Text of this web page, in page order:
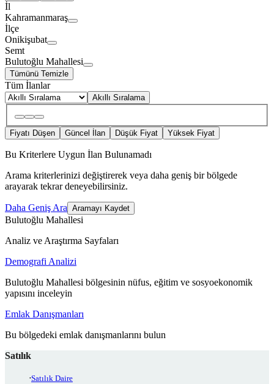
İl
Kahramanmaraş
İlçe
Onikişubat
Semt
Bulutoğlu Mahallesi
Tümünü Temizle
Tüm İlanlar
Akıllı Sıralama
Fiyatı Düşen Güncel İlan Düşük Fiyat Yüksek Fiyat
Bu Kriterlere Uygun İlan Bulunamadı
Arama kriterlerinizi değiştirerek veya daha geniş bir bölgede
arayarak tekrar deneyebilirsiniz.
Daha Geniş Ara Aramayı Kaydet
Bulutoğlu Mahallesi
Analiz ve Araştırma Sayfaları
Demografi Analizi
Bulutoğlu Mahallesi bölgesinin nüfus, eğitim ve sosyoekonomik
yapısını inceleyin
Emlak Danışmanları
Bu bölgedeki emlak danışmanlarını bulun
Satılık
Satılık Daire